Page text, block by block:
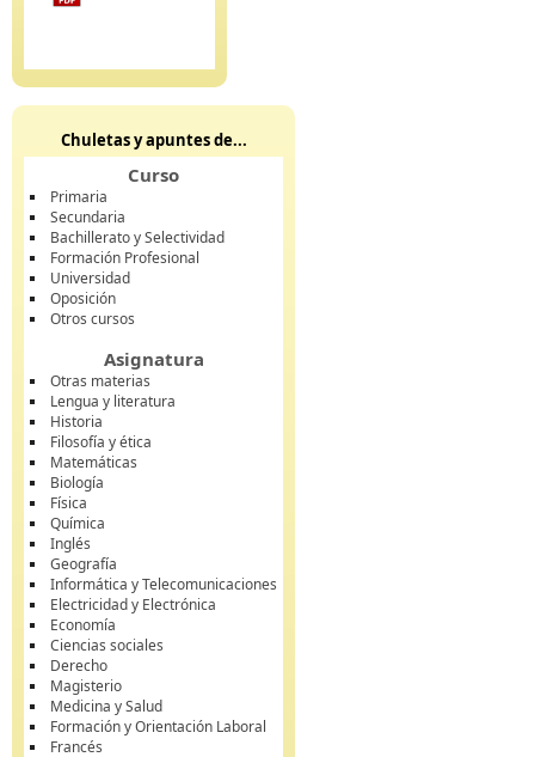
Chuletas y apuntes de...
Curso
Primaria
Secundaria
Bachillerato y Selectividad
Formación Profesional
Universidad
Oposición
Otros cursos
Asignatura
Otras materias
Lengua y literatura
Historia
Filosofía y ética
Matemáticas
Biología
Física
Química
Inglés
Geografía
Informática y Telecomunicaciones
Electricidad y Electrónica
Economía
Ciencias sociales
Derecho
Magisterio
Medicina y Salud
Formación y Orientación Laboral
Francés